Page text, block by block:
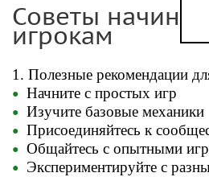
Советы
игрокам
1. Полезные рекомендации
Начните с простых игр
Изучите базовые механики
Присоединяйтесь к
Общайтесь с опытными
Экспериментируйте с